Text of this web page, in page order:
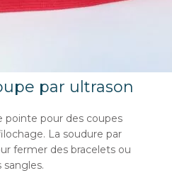
par ultrason
pointe pour des coupes
La soudure par
fermer des bracelets ou
sangles.